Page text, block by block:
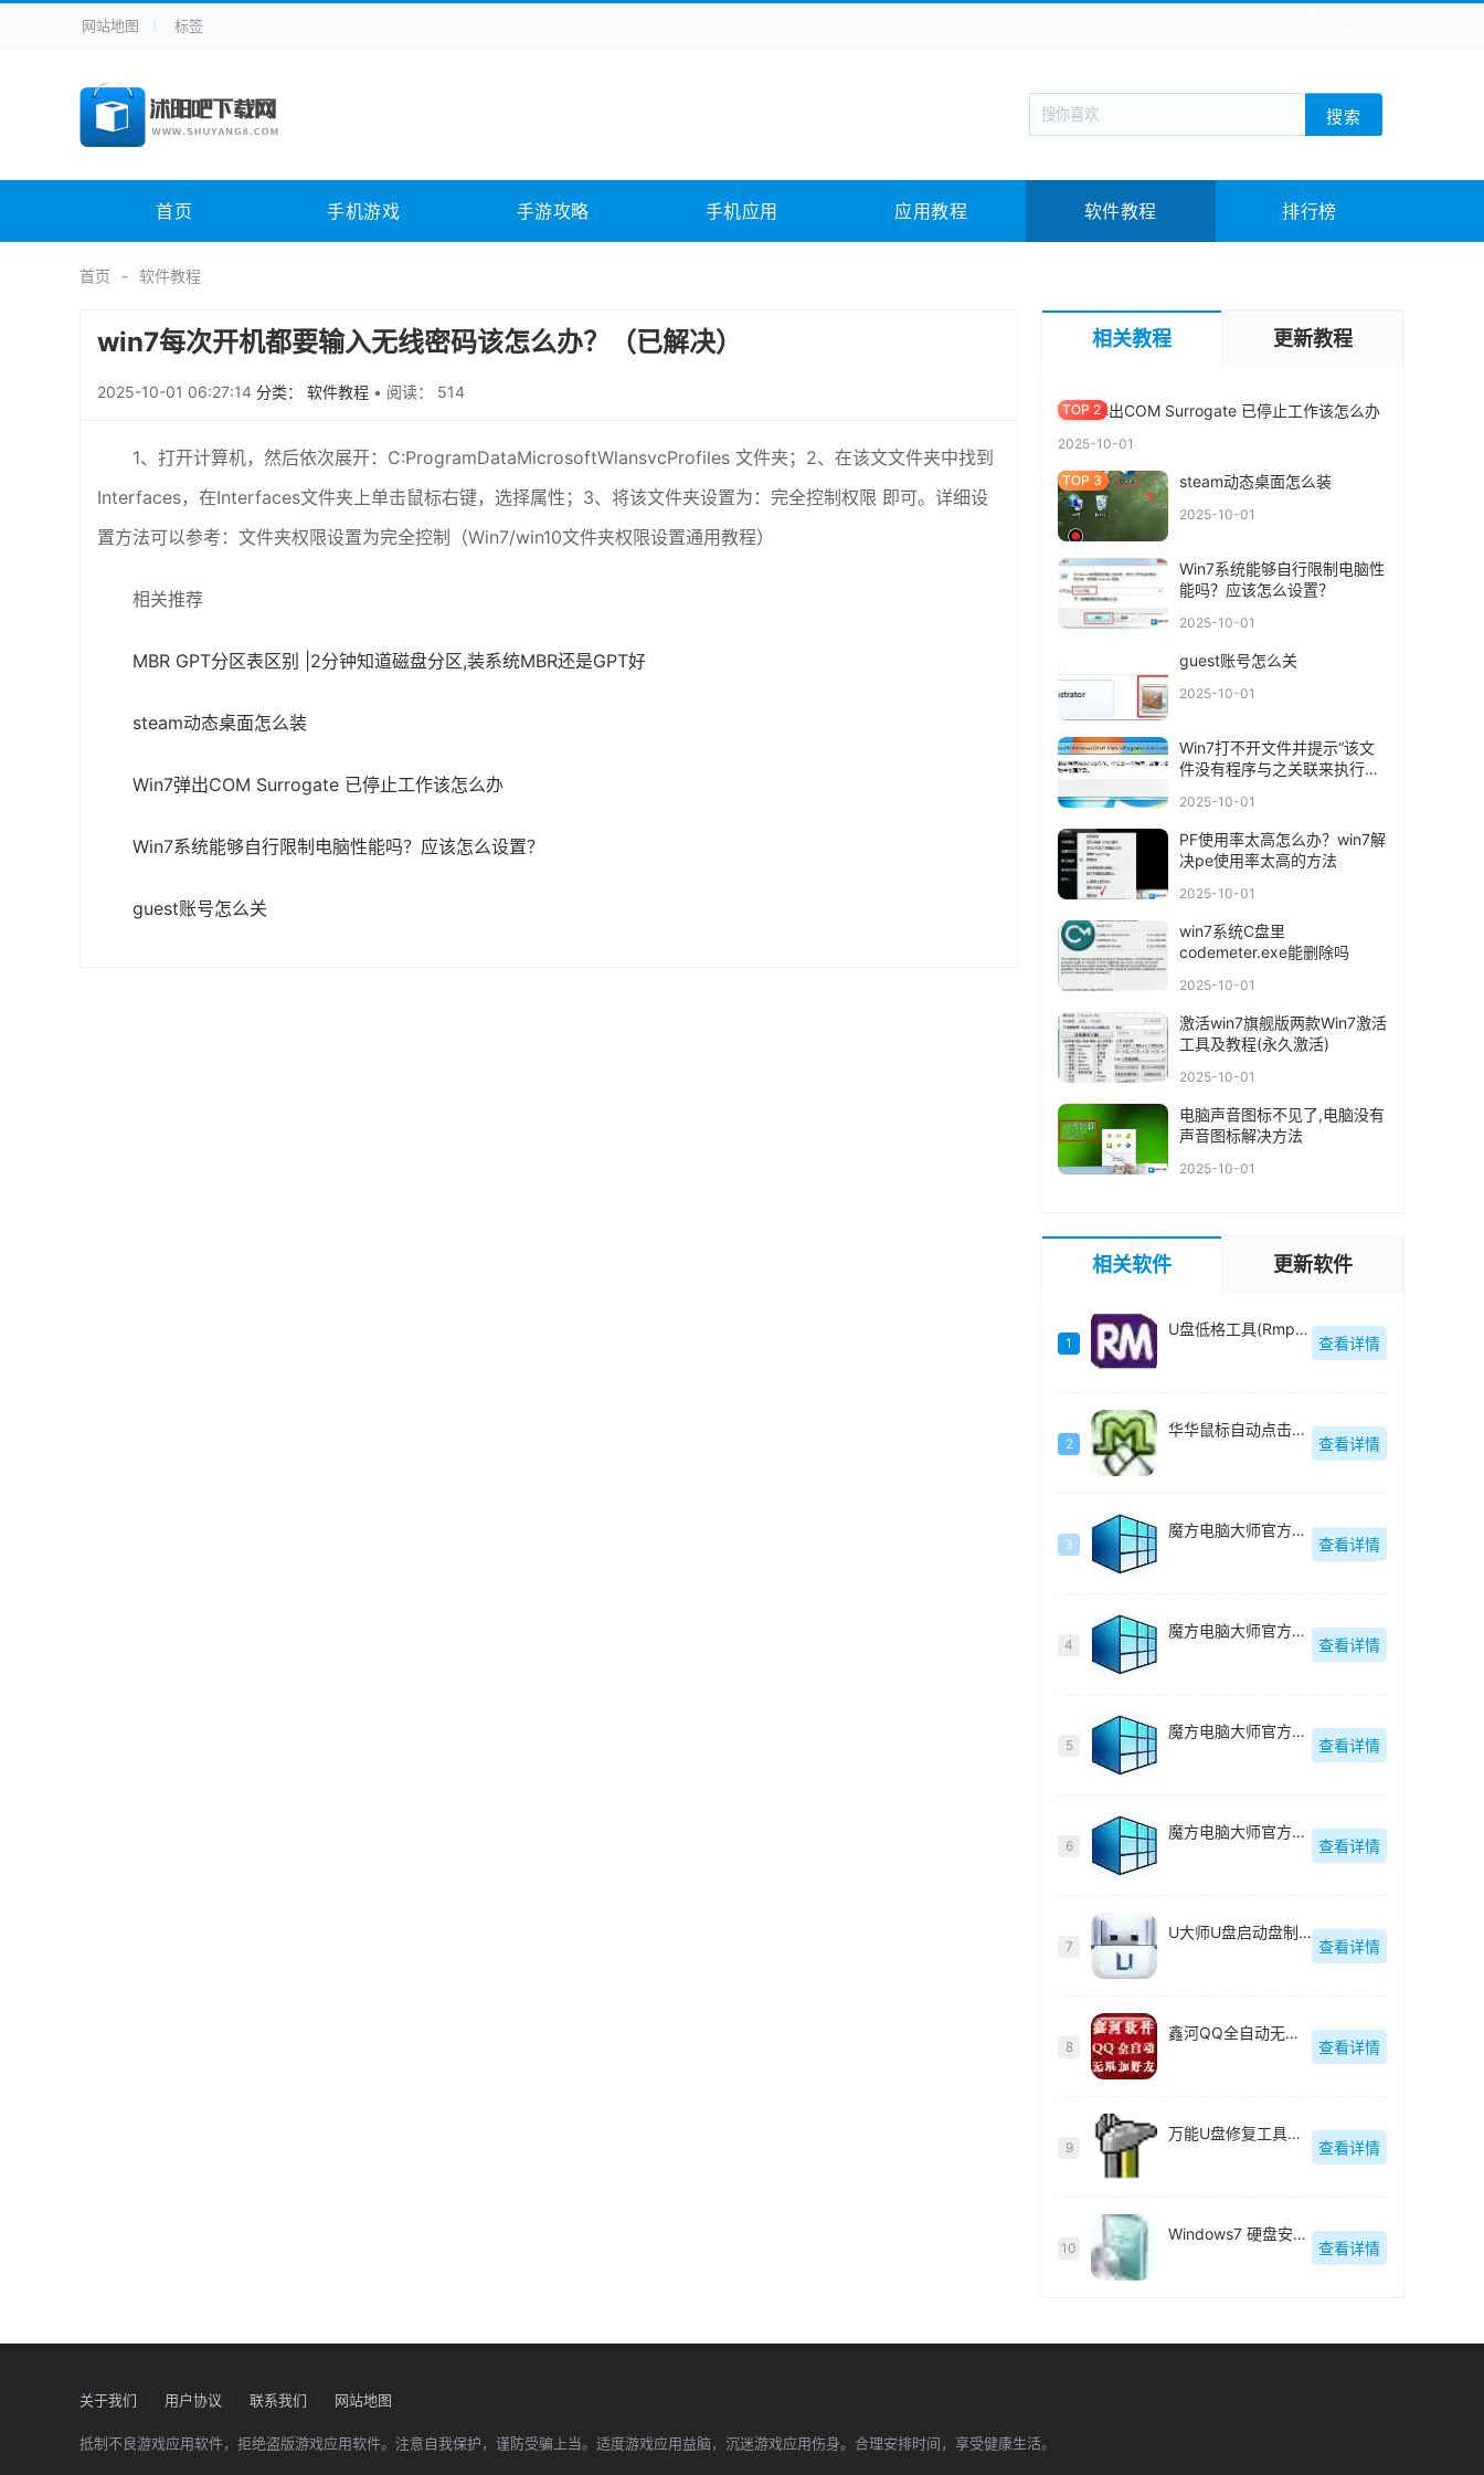
手机应用 新闻阅读 旅游出行 生活实用
手机游戏 H5游戏 回合网游 战棋游戏 枪战射击
电脑软件 其它类别 图形软件 安全相关 应用软件 影音软件 插件下载 教育教学 游戏娱乐 系统软件 素材下载
未分类 综合其它
网站地图 标签
搜索
首页 手机游戏 手游攻略 手机应用 应用教程 软件教程 排行榜
首页 软件教程
win7每次开机都要输入无线密码该怎么办？（已解决）
2025-10-01 06:27:14 分类： 软件教程 • 阅读： 514
1、打开计算机，然后依次展开：C:ProgramDataMicrosoftWlansvcProfiles 文件夹；2、在该文文件夹中找到
Interfaces，在Interfaces文件夹上单击鼠标右键，选择属性；3、将该文件夹设置为：完全控制权限 即可。详细设
置方法可以参考：文件夹权限设置为完全控制（Win7/win10文件夹权限设置通用教程）
相关推荐
MBR GPT分区表区别 |2分钟知道磁盘分区,装系统MBR还是GPT好
steam动态桌面怎么装
Win7弹出COM Surrogate 已停止工作该怎么办
Win7系统能够自行限制电脑性能吗？应该怎么设置？
guest账号怎么关
相关教程 更新教程
MBR GPT分区表区别 |2分钟知道磁盘分区,装系
统MBR还是GPT好
Win7弹出COM Surrogate 已停止工作该怎么办
2025-10-01
steam动态桌面怎么装
2025-10-01
Win7系统能够自行限制电脑性
能吗？应该怎么设置？
2025-10-01
guest账号怎么关
2025-10-01
Win7打不开文件并提示“该文
件没有程序与之关联来执行操
2025-10-01
PF使用率太高怎么办？win7解
决pe使用率太高的方法
2025-10-01
win7系统C盘里
codemeter.exe能删除吗
2025-10-01
激活win7旗舰版两款Win7激活
工具及教程(永久激活)
2025-10-01
电脑声音图标不见了,电脑没有
声音图标解决方法
2025-10-01
相关软件 更新软件
1
U盘低格工具(Rmprepusb)绿色中文
查看详情
2
华华鼠标自动点击器绿色去广告版
查看详情
3
魔方电脑大师官方最新版
查看详情
4
魔方电脑大师官方最新版
查看详情
5
魔方电脑大师官方最新版
查看详情
6
魔方电脑大师官方最新版
查看详情
7
U大师U盘启动盘制作工具【附教程】
查看详情
8
鑫河QQ全自动无限加好友神器
查看详情
9
万能U盘修复工具绿色版
查看详情
10
Windows7 硬盘安装工具绿色版
查看详情
关于我们 用户协议 联系我们 网站地图
抵制不良游戏应用软件，拒绝盗版游戏应用软件。注意自我保护，谨防受骗上当。适度游戏应用益脑，沉迷游戏应用伤身。合理安排时间，享受健康生活。